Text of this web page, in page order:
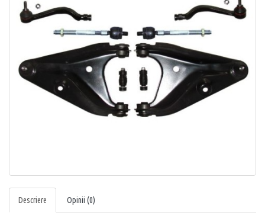
Descriere Opinii (0)